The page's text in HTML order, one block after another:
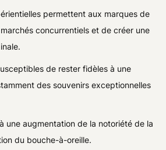
permettent aux marques de
concurrentiels et de créer une
de rester fidèles à une
des souvenirs exceptionnelles
une augmentation de la notoriété de la
du bouche-à-oreille.